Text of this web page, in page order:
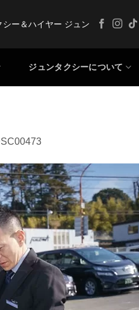
ー＆ハイヤー ジュン
ジュンタクシーについて